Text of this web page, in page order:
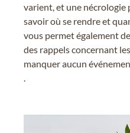
varient, et une nécrologie
savoir où se rendre et
vous permet également
des rappels concernant
manquer aucun